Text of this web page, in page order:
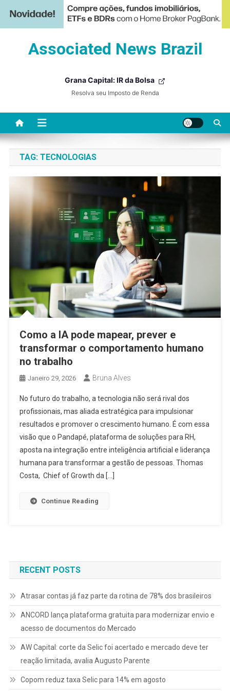
Associated News Brazil
Grana Capital: IR da Bolsa
Resolva seu Imposto de Renda
TAG: TECNOLOGIAS
Como a IA pode mapear, prever e
transformar o comportamento humano
no trabalho
Janeiro 29, 2026 Bruna Alves
No futuro do trabalho, a tecnologia não será rival dos
profissionais, mas aliada estratégica para impulsionar
resultados e promover o crescimento humano. É com essa
visão que o Pandapé, plataforma de soluções para RH,
aposta na integração entre inteligência artificial e liderança
humana para transformar a gestão de pessoas. Thomas
Costa, Chief of Growth da […]
Continue Reading
RECENT POSTS
Atrasar contas já faz parte da rotina de 78% dos brasileiros
ANCORD lança plataforma gratuita para modernizar envio e
acesso de documentos do Mercado
AW Capital: corte da Selic foi acertado e mercado deve ter
reação limitada, avalia Augusto Parente
Copom reduz taxa Selic para 14% em agosto